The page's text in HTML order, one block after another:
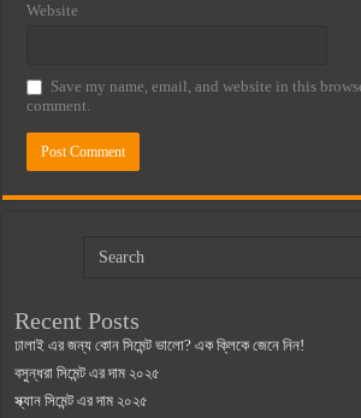
Website
Save my name, email, and website in this
comment.
Recent Posts
ঢালাই এর জন্য কোন সিমেন্ট ভালো? এক ক্লিকে জেনে নিন!
বসুন্ধরা সিমেন্ট এর দাম ২০২৫
স্ক্যান সিমেন্ট এর দাম ২০২৫